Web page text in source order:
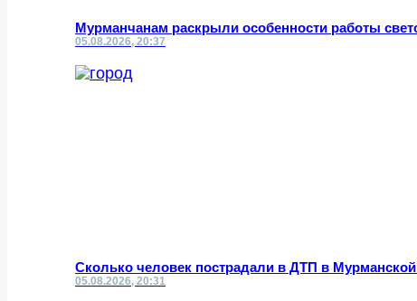
Мурманчанам раскрыли особенности работы
05.08.2026, 20:37
Сколько человек пострадали в ДТП в
05.08.2026, 20:31